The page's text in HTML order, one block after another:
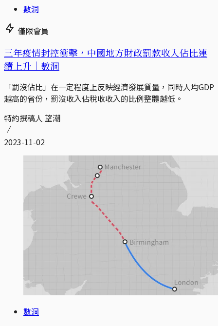
數洞
僅限會員
三年疫情封控衝擊，中國地方財政罰款收入佔比連
續上升｜數洞
「罰沒佔比」在一定程度上反映經濟發展質量，同時人均GDP
越高的省份，罰沒收入佔稅收收入的比例整體越低。
特約撰稿人 望潮
2023-11-02
數洞